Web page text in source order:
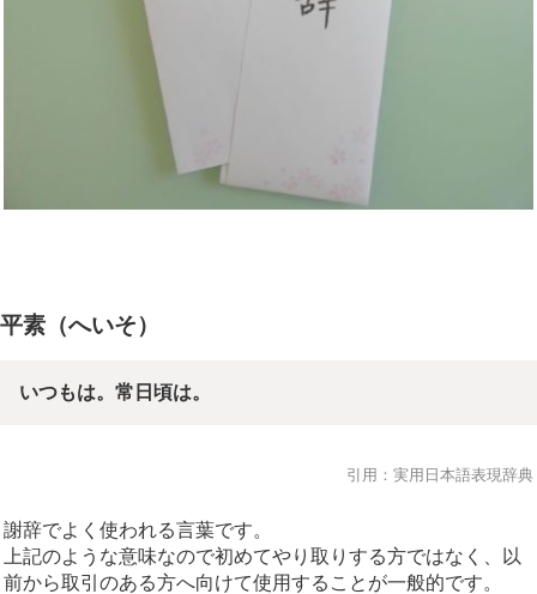
平素（へいそ）
いつもは。常日頃は。
引用：実用日本語表現辞典
謝辞でよく使われる言葉です。
上記のような意味なので初めてやり取りする方ではなく、以
前から取引のある方へ向けて使用することが一般的です。